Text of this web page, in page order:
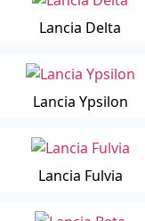
Lancia Delta
Lancia Ypsilon
Lancia Fulvia